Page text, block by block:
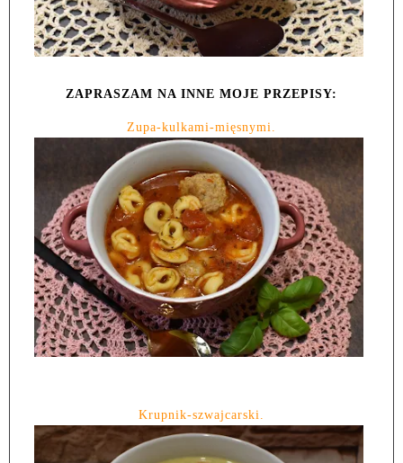
ZAPRASZAM NA INNE MOJE PRZEPISY:
Zupa-kulkami-mięsnymi.
Krupnik-szwajcarski.